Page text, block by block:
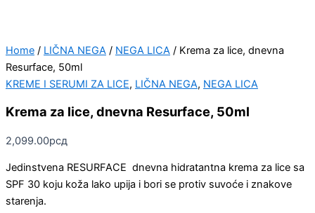
Home / LIČNA NEGA / NEGA LICA / Krema za lice, dnevna
Resurface, 50ml
KREME I SERUMI ZA LICE, LIČNA NEGA, NEGA LICA
Krema za lice, dnevna Resurface, 50ml
2,099.00рсд
Jedinstvena RESURFACE dnevna hidratantna krema za lice sa
SPF 30 koju koža lako upija i bori se protiv suvoće i znakove
starenja.